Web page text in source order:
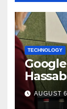
TECHNOLOGY
chief
AUGUST